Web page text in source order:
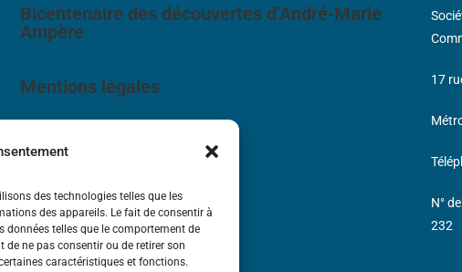
des technologies telles que les
des appareils. Le fait de consentir à
données telles que le comportement de
de ne pas consentir ou de retirer son
caractéristiques et fonctions.
Bicentenaire des découvertes d’André-Marie
Ampère
Mentions légales 17
N°
232